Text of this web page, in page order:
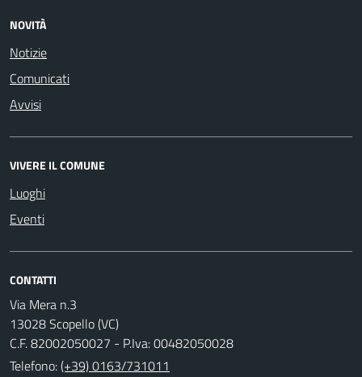
NOVITÀ
Notizie
Comunicati
Avvisi
VIVERE IL COMUNE
Luoghi
Eventi
CONTATTI
Via Mera n.3
13028 Scopello (VC)
C.F. 82002050027 - P.Iva: 00482050028
Telefono:(+39) 0163/731011